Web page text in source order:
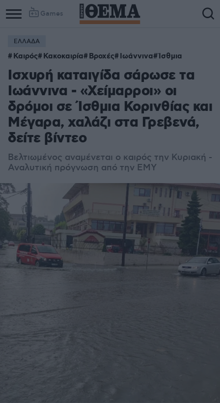
Games
ΕΛΛΑΔΑ
Καιρός Κακοκαιρία Βροχές Ιωάννινα Ίσθμια
Ισχυρή καταιγίδα σάρωσε τα
Ιωάννινα - «Χείμαρροι» οι
δρόμοι σε Ίσθμια Κορινθίας και
Μέγαρα, χαλάζι στα Γρεβενά,
δείτε βίντεο
Βελτιωμένος αναμένεται ο καιρός την Κυριακή -
Αναλυτική πρόγνωση από την ΕΜΥ